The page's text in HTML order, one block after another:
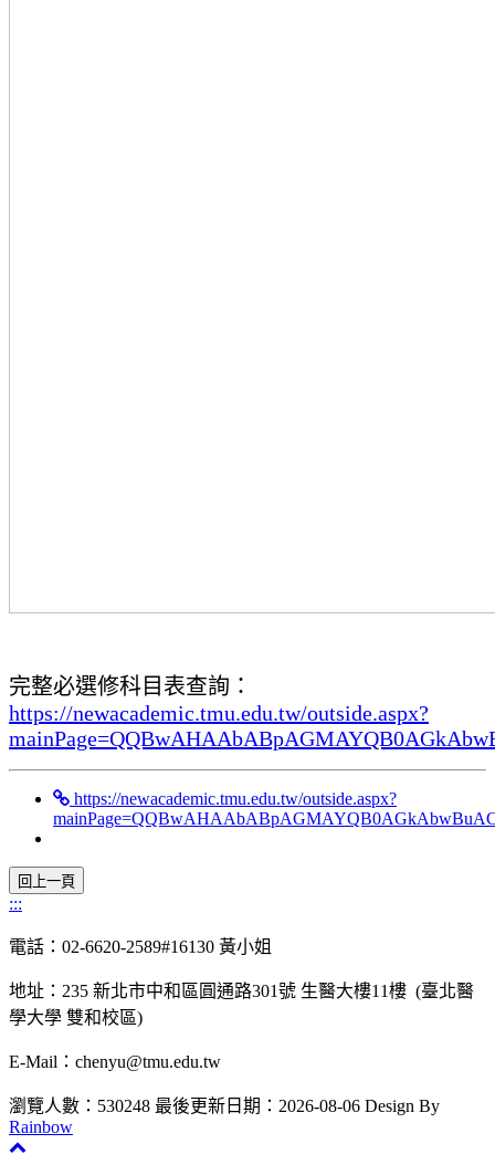
完整必選修科目表查詢：
https://newacademic.tmu.edu.tw/outside.aspx?
https://newacademic.tmu.edu.tw/outside.aspx?
:::
電話：02-6620-2589#16130 黃小姐
地址：235 新北市中和區圓通路301號 生醫大樓11樓 (臺北醫
學大學 雙和校區)
E-Mail：chenyu@tmu.edu.tw
瀏覽人數：530248 最後更新日期：2026-08-06 Design By
Rainbow